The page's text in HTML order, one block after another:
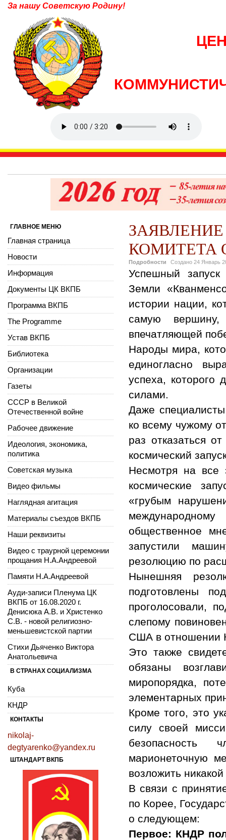
За нашу Советскую Родину!
КОМИТЕТА
Подробности Создано 24 Январь
Успешный запуск
Земли
истории нации,
самую
впечатляющей
Народы мира,
единогласно
успеха, которого
силами.
Даже
ко всему чужому
раз отказаться
космический
Несмотря на
космические
«грубым
общественное
запустили
резолюцию по
Нынешняя
подготовлены
проголосовали,
слепому
США в отношении
Это также
обязаны
миропорядка,
элементарных
Кроме того, это
силу своей
безопасность
марионеточную
возложить
В связи с
по Корее,
о следующем:
Первое: КНДР
ГЛАВНОЕ МЕНЮ
Главная страница
Новости
Информация
Документы ЦК ВКПБ
Программа ВКПБ
The Programme
Устав ВКПБ
Библиотека
Организации
Газеты
СССР в Великой
Отечественной войне
Рабочее движение
Идеология, экономика,
политика
Советская музыка
Видео фильмы
Наглядная агитация
Материалы съездов ВКПБ
Наши реквизиты
Видео с траурной церемонии
прощания Н.А.Андреевой
Памяти Н.А.Андреевой
Ауди-записи Пленума ЦК
ВКПБ от 16.08.2020 г.
Денисюка А.В. и Христенко
С.В. - новой религиозно-
меньшевистской партии
Стихи Дьяченко Виктора
Анатольевича
В СТРАНАХ СОЦИАЛИЗМА
Куба
КНДР
КОНТАКТЫ
nikolaj-
degtyarenko@yandex.ru
ШТАНДАРТ ВКПБ